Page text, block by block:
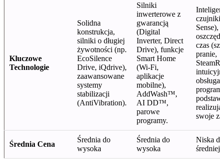
Kluczowe
Technologie
Solidna
konstrukcja,
silniki o długiej
żywotności (np.
EcoSilence
Drive, iQdrive),
zaawansowane
systemy
stabilizacji
(AntiVibration).
Silniki
inwerterowe z
gwarancją
(Digital
Inverter, Direct
Drive), funkcje
Smart Home
(Wi-Fi,
aplikacje
mobilne),
AddWash™,
AI DD™,
parowe
programy.
czas
pranie,
swoje
Średnia Cena
Średnia do
wysoka
Średnia do
wysoka
Niska
średniej